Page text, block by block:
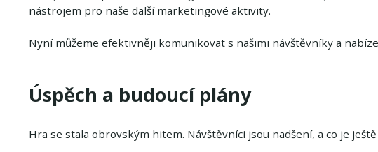
nástrojem pro naše další marketingové aktivity.
Nyní můžeme efektivněji komunikovat s našimi návštěvníky a
Úspěch a budoucí plány
Hra se stala obrovským hitem. Návštěvníci jsou nadšení, a co je